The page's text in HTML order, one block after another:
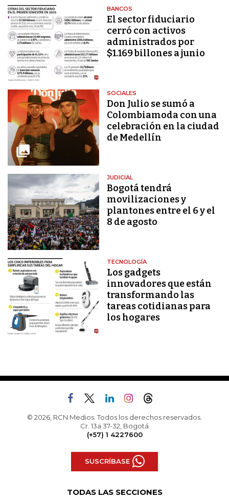
BANCOS
El sector fiduciario
cerró con activos
administrados por
$1.169 billones a junio
SOCIALES
Don Julio se sumó a
Colombiamoda con una
celebración en la ciudad
de Medellín
JUDICIAL
Bogotá tendrá
movilizaciones y
plantones entre el 6 y el
8 de agosto
TECNOLOGÍA
Los gadgets
innovadores que están
transformando las
tareas cotidianas para
los hogares
© 2026, RCN Medios. Todos los derechos reservados.
Cr. 13a 37-32, Bogotá
(+57) 1 4227600
SUSCRÍBASE
TODAS LAS SECCIONES